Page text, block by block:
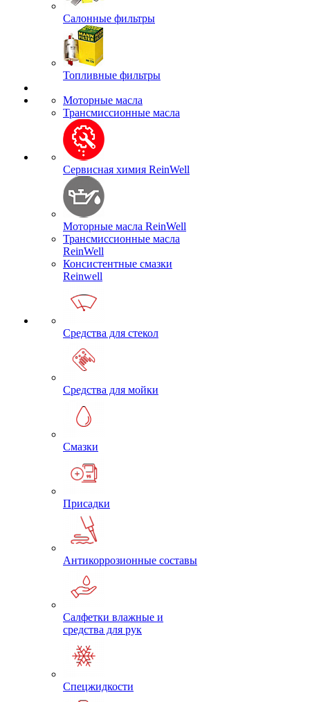
Салонные фильтры
Топливные фильтры
Моторные масла
Трансмиссионные масла
Сервисная химия ReinWell
Моторные масла ReinWell
Трансмиссионные масла
ReinWell
Консистентные смазки
Reinwell
Средства для стекол
Средства для мойки
Смазки
Присадки
Антикоррозионные составы
Салфетки влажные и
средства для рук
Спецжидкости